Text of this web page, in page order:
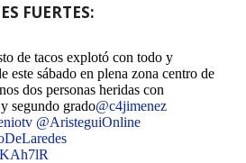
FUERTES:
de tacos explotó con todo y
este sábado en plena zona centro de
dos personas heridas con
segundo grado@c4jimenez
@AristeguiOnline